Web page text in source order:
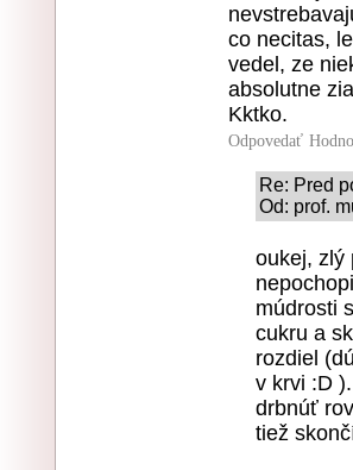
co necitas,
vedel, ze
absolutne
Kktko.
Odpovedať
Re: Pred
Od: prof.
oukej, zlý
múdrosti
cukru a
rozdiel
v krvi :D
drbnúť
tiež